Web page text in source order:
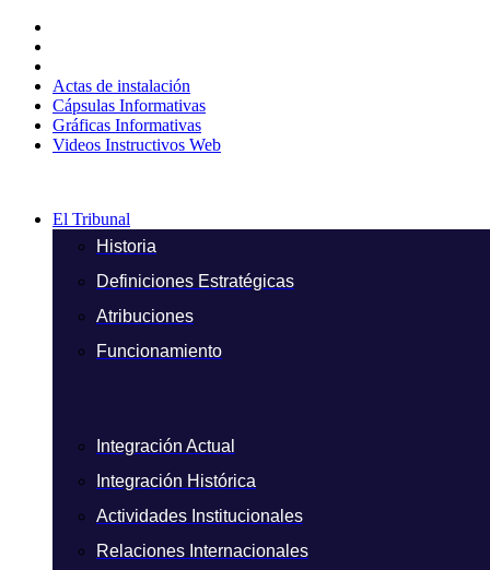
contenido
Actas de instalación
Cápsulas Informativas
Gráficas Informativas
Videos Instructivos Web
El Tribunal
Historia
Definiciones Estratégicas
Atribuciones
Funcionamiento
Integración Actual
Integración Histórica
Actividades Institucionales
Relaciones Internacionales